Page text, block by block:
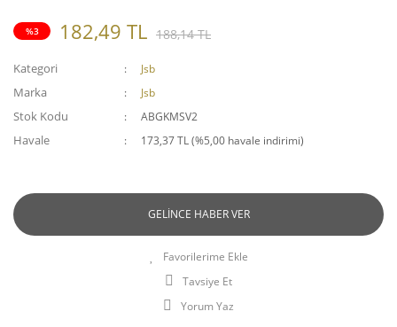
%3 182,49 TL 188,14 TL
Kategori Jsb
Marka Jsb
Stok Kodu ABGKMSV2
Havale 173,37 TL (%5,00 havale indirimi)
GELİNCE HABER VER
Tavsiye Et
Yorum Yaz